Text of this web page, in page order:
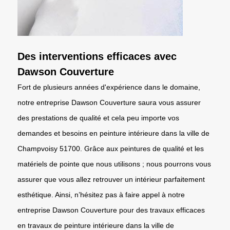
Des interventions efficaces avec
Dawson Couverture
Fort de plusieurs années d'expérience dans le domaine,
notre entreprise Dawson Couverture saura vous assurer
des prestations de qualité et cela peu importe vos
demandes et besoins en peinture intérieure dans la ville de
Champvoisy 51700. Grâce aux peintures de qualité et les
matériels de pointe que nous utilisons ; nous pourrons vous
assurer que vous allez retrouver un intérieur parfaitement
esthétique. Ainsi, n’hésitez pas à faire appel à notre
entreprise Dawson Couverture pour des travaux efficaces
en travaux de peinture intérieure dans la ville de